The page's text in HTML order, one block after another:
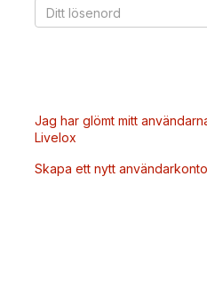
Jag har glömt mitt
Livelox
Skapa ett nytt användarkonto